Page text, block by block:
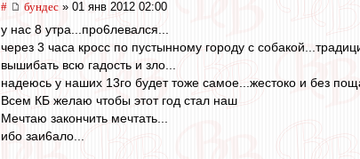
# бундес » 01 янв 2012 02:00
у нас 8 утра...про6левался...
через 3 часа кросс по пустынному городу с
вышибать всю гадость и зло...
надеюсь у наших 13го будет тоже самое...жестоко и без
Всем КБ желаю чтобы этот год стал наш
Мечтаю закончить мечтать...
ибо заи6ало...